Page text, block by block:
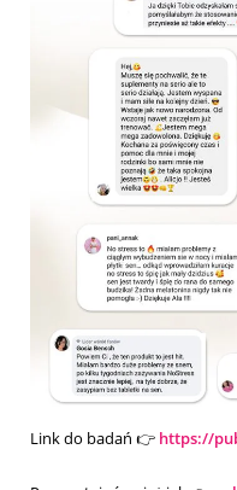
Link do badań 👉 https://